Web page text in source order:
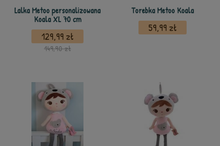
Lalka Metoo personalizowana
Koala XL 70 cm
129,99 zł
149,90 zł
Torebka Metoo Koala
59,99 zł